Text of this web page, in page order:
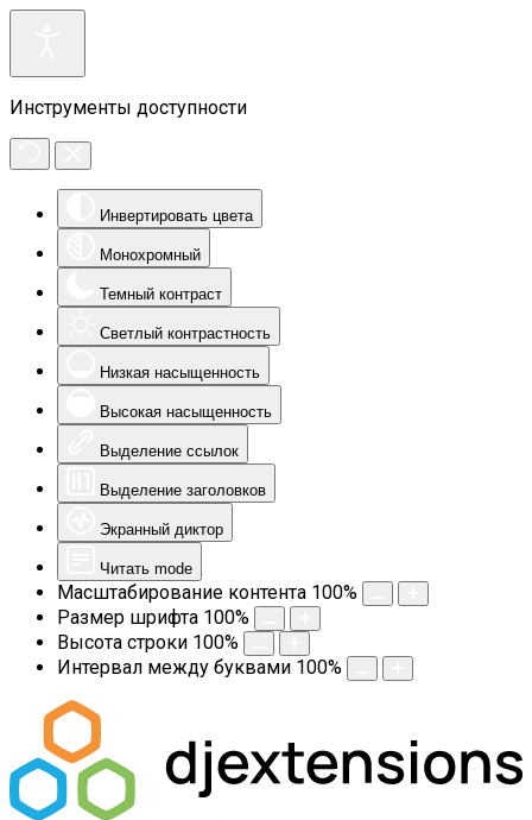
Инструменты доступности
Инвертировать цвета
Монохромный
Темный контраст
Светлый контрастность
Низкая насыщенность
Высокая насыщенность
Выделение ссылок
Выделение заголовков
Экранный диктор
Читать mode
Масштабирование контента 100%
Размер шрифта 100%
Высота строки 100%
Интервал между буквами 100%